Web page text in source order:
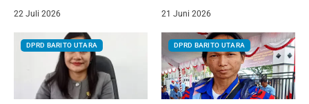
22 Juli 2026 21 Juni 2026
DPRD BARITO UTARA DPRD BARITO UTARA